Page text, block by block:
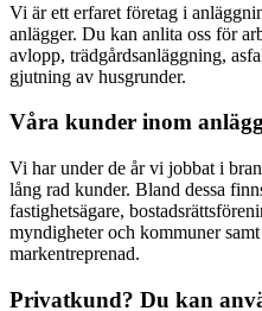
Vi är ett erfaret företag i
anlägger. Du kan anlita oss för
avlopp, trädgårdsanläggning,
gjutning av husgrunder.
Våra kunder inom
Vi har under de år vi jobbat i
lång rad kunder. Bland dessa
fastighetsägare,
myndigheter och kommuner
markentreprenad.
Privatkund? Du kan